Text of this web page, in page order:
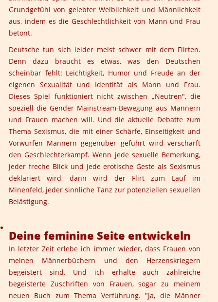
Grundgefühl von gelebter Weiblichkeit und Männlichkeit
aus, indem es die Geschlechtlichkeit von Mann und Frau
betont.
Deutsche tun sich leider meist schwer mit dem Flirten.
Denn dazu braucht es etwas, was den Deutschen
scheinbar fehlt: Leichtigkeit, Humor und Freude an der
eigenen Sexualität und Identität als Mann und Frau.
Dieses Spiel funktioniert nicht zwischen „Neutren", die
speziell die Gender Mainstream-Bewegung aus Männern
und Frauen machen will. Und die aktuelle Debatte zum
Thema Sexismus, die mit einer Schärfe, Einseitigkeit und
Vorwürfen Männern gegenüber geführt wird verschärft
den Geschlechterkampf. Wenn jede sexuelle Bemerkung,
jeder freche Blick und jede erotische Geste als Sexismus
deklariert wird, dann wird der Flirt zum Lauf im
Minenfeld, jeder sinnliche Tanz zur potenziellen sexuellen
Belästigung.
Deine feminine Seite entwickeln
In letzter Zeit erlebe ich immer wieder, dass Frauen von
meinen Männerbüchern und den Herzenskriegern
begeistert sind. Und ich erhalte auch zahlreiche
begeisterte Zuschriften von Frauen, sogar zu meinem
neuen Buch zum Thema Verführung. "Ja, die Männer